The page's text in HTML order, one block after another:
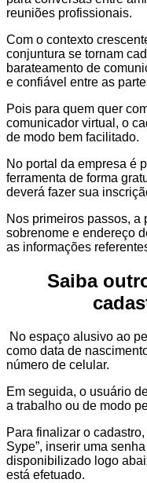
reuniões profissionais.
Com o contexto
conjuntura se tornam
barateamento de
e confiável entre as
Pois para quem quer
comunicador virtual, o
de modo bem facilitado.
No portal da empresa é
ferramenta de forma
deverá fazer sua
Nos primeiros passos, a
sobrenome e endereço
as informações
Saiba
No espaço alusivo ao
como data de
número de celular.
Em seguida, o usuário
a trabalho ou de modo
Para finalizar o
Sype”, inserir uma
disponibilizado logo
está efetuado.